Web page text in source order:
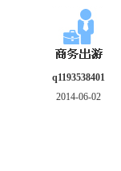
q1193538401
2014-06-02